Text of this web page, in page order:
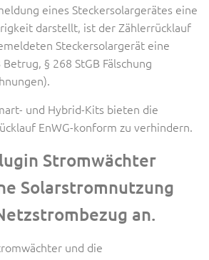
eines Steckersolargerätes eine
darstellt, ist der Zählerrücklauf
Steckersolargerät eine
§ 268 StGB Fälschung
und Hybrid-Kits bieten die
EnWG-konform zu verhindern.
Stromwächter
Solarstromnutzung
an.
und die